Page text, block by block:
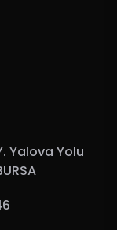
Yalova Yolu